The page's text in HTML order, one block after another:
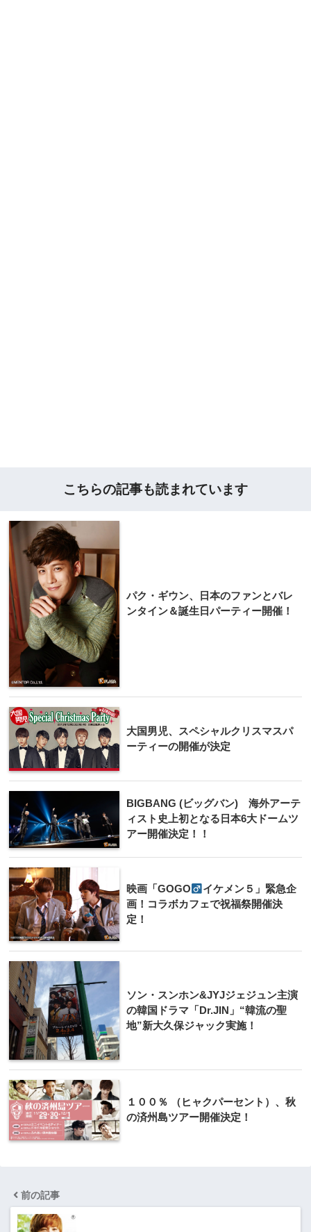
こちらの記事も読まれています
パク・ギウン、日本のファンとバレ
ンタイン＆誕生日パーティー開催！
大国男児​、スペシャルクリスマス​パ
ーティーの開催が決定
BIGBANG (ビッグバン) 海外アーテ
ィスト史上​初となる日本6大ドー​ムツ
アー開催決定！！​
映画「GOGO
イ​ケメン５」緊急企
画！​コラボカフェで祝福祭​開催決
定！
ソン・スンホン&JYJジェジュン主演
の韓国ドラマ「Dr.JIN」“韓流の聖
地”新大久保ジャック実施！
１０​０％ （ヒャクパーセント）、秋
の済州島ツアー開催決定！
前の記事